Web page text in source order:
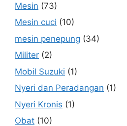
Mesin (73)
Mesin cuci (10)
mesin penepung (34)
Militer (2)
Mobil Suzuki (1)
Nyeri dan Peradangan (1)
Nyeri Kronis (1)
Obat (10)